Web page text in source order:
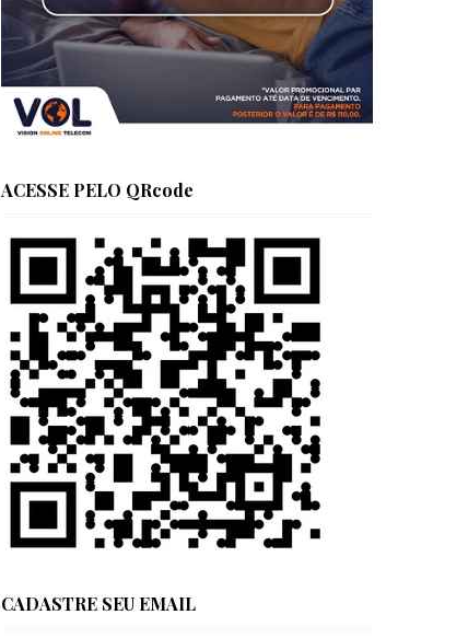
ACESSE PELO QRcode
CADASTRE SEU EMAIL